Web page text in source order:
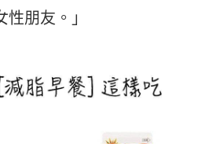
性朋友。」